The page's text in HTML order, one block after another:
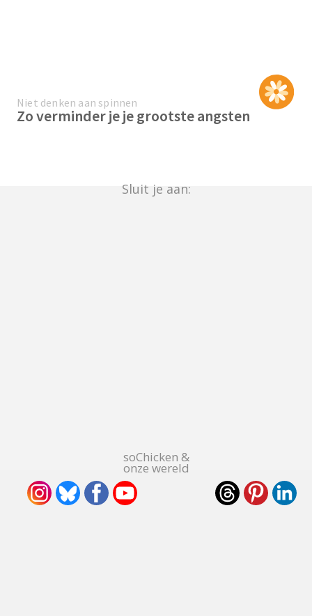
Niet denken aan spinnen
Zo verminder je je grootste angsten
Sluit je aan:
soChicken &
onze wereld